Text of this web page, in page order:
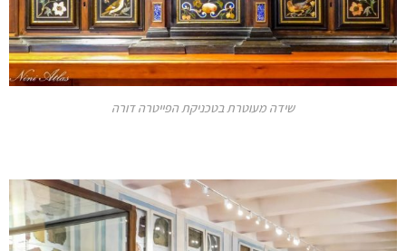
שידה מעוטרת בטכניקת הפייטרה דורה